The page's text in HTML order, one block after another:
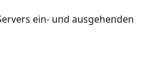
ein- und ausgehenden